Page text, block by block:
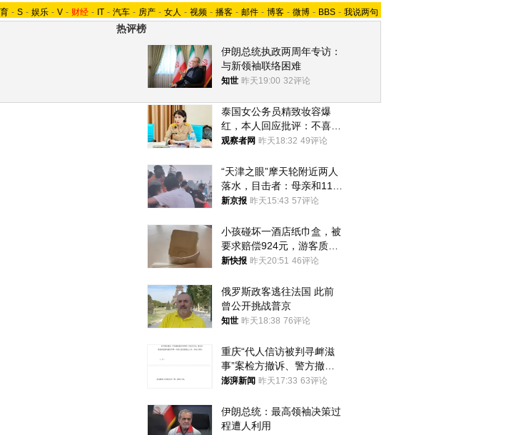
- S - 娱乐 - V - 财经 - IT - 汽车 - 房产 - 女人 - 视频 - 播客 - 邮件 - 博客 - 微博 - BBS - 我说两句
热评榜
伊朗总统执政两周年专访：
与新领袖联络困难
知世 昨天19:00 32评论
泰国女公务员精致妆容爆
红，本人回应批评：不喜欢
就别看
观察者网 昨天18:32 49评论
“天津之眼”摩天轮附近两人
落水，目击者：母亲和11岁
儿子先后被打捞上岸
新京报 昨天15:43 57评论
小孩碰坏一酒店纸巾盒，被
要求赔偿924元，游客质疑
酒店房客物品超高标价，市
新快报 昨天20:51 46评论
俄罗斯政客逃往法国 此前
曾公开挑战普京
知世 昨天18:38 76评论
重庆“代人信访被判寻衅滋
事”案检方撤诉、警方撤
案，两被告人获国赔
澎湃新闻 昨天17:33 63评论
伊朗总统：最高领袖决策过
程遭人利用